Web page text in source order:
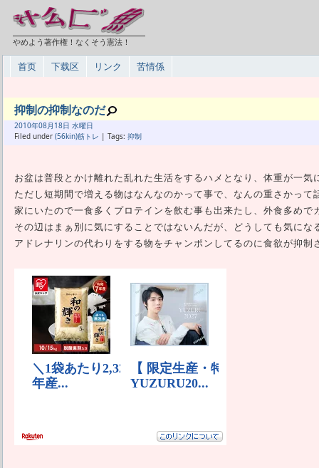
やめよう著作権！なくそう憲法！
首页 下载区 リンク 苦情係
抑制の抑制なのだ
2010年08月 18日 水曜日
Filed under (56kin)筋トレ | Tags: 抑制
お盆は普段とかけ離れた乱れた生活をするハメとなり、体重が一気
ただし短期間で増える物はなんなのかって事で、なんの重さかって
家にいたので一食多くプロテインを飲む事も出来たし、外食多めで
その辺はまぁ別に気にすることではないんだが、どうしても気に
アドレナリンの代わりをする物をチャンポンしてるのに食欲が抑